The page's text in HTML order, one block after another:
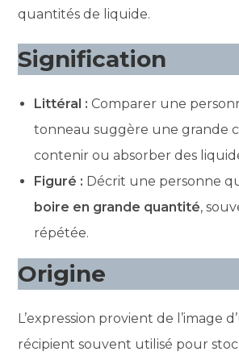
quantités de liquide.
Signification
Littéral : Comparer une
tonneau suggère une grande
contenir ou absorber des
Figuré : Décrit une personne
boire en grande quantité,
répétée.
Origine
L’expression provient de l’image
récipient souvent utilisé pour